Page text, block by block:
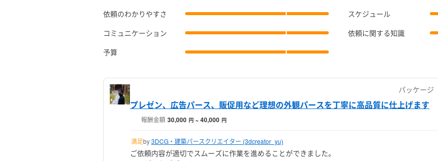
依頼のわかりやすさ
コミュニケーション
予算
スケジュール
依頼に関する知識
パッケージ
プレゼン、広告パース、販促用など理想の外観パースを丁寧に高品質に仕上げます
報酬金額 30,000 円 ~ 40,000 円
満足by3DCG・建築パースクリエイター (3dcreator_yu)
ご依頼内容が適切でスムーズに作業を進めることができました。